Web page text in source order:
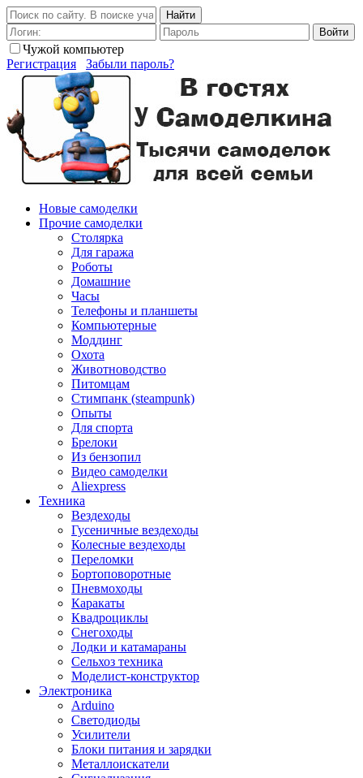
Найти
Войти
Чужой компьютер
Регистрация
Забыли пароль?
Новые самоделки
Прочие самоделки
Столярка
Для гаража
Роботы
Домашние
Часы
Телефоны и планшеты
Компьютерные
Моддинг
Охота
Животноводство
Питомцам
Стимпанк (steampunk)
Опыты
Для спорта
Брелоки
Из бензопил
Видео самоделки
Aliexpress
Техника
Вездеходы
Гусеничные вездеходы
Колесные вездеходы
Переломки
Бортоповоротные
Пневмоходы
Каракаты
Квадроциклы
Снегоходы
Лодки и катамараны
Сельхоз техника
Моделист-конструктор
Электроника
Arduino
Светодиоды
Усилители
Блоки питания и зарядки
Металлоискатели